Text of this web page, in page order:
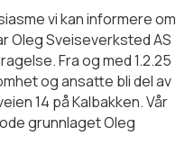
vi kan informere om
Oleg Sveiseverksted AS
Fra og med 1.2.25
og ansatte bli del av
14 på Kalbakken. Vår
grunnlaget Oleg